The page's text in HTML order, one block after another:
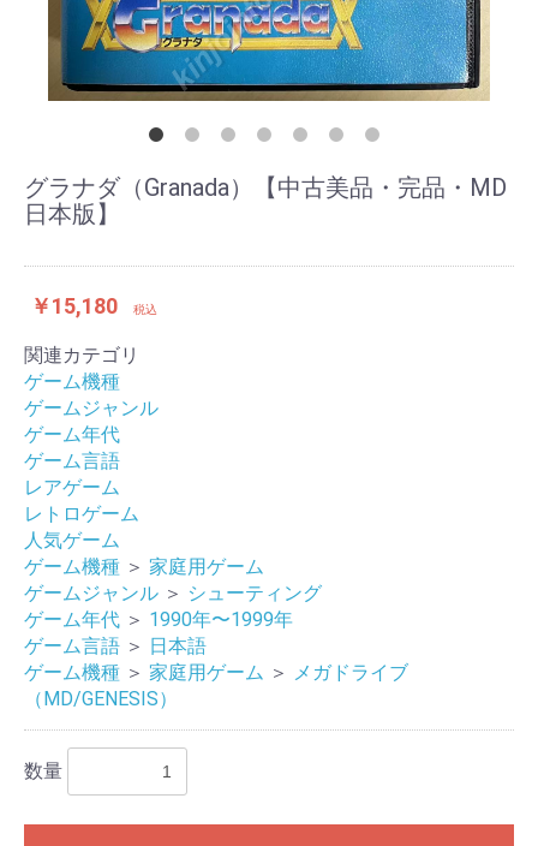
グラナダ（Granada）【中古美品・完品・MD
日本版】
￥15,180 税込
関連カテゴリ
ゲーム機種
ゲームジャンル
ゲーム年代
ゲーム言語
レアゲーム
レトロゲーム
人気ゲーム
ゲーム機種 ＞ 家庭用ゲーム
ゲームジャンル ＞ シューティング
ゲーム年代 ＞ 1990年〜1999年
ゲーム言語 ＞ 日本語
ゲーム機種 ＞ 家庭用ゲーム ＞
メガドライブ
（MD/GENESIS）
数量 お買い物を続ける